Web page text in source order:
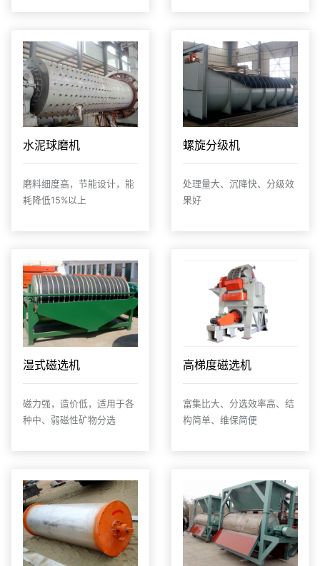
水泥球磨机
磨料细度高，节能设计，能
耗降低15%以上
螺旋分级机
处理量大、沉降快、分级效
果好
湿式磁选机
磁力强，造价低，适用于各
种中、弱磁性矿物分选
高梯度磁选机
富集比大、分选效率高、结
构简单、维保简便